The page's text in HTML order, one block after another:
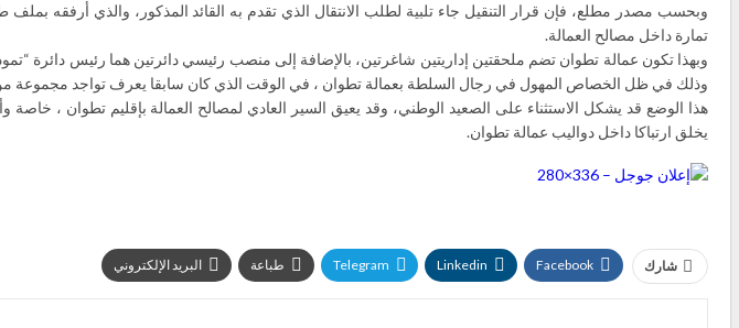
وبحسب مصدر مطلع، فإن قرار التنقيل جاء تلبية لطلب الانتقال الذي تقدم به القائد المذكور، والذي أرفقه
تمارة داخل مصالح العمالة.
وبهذا تكون عمالة تطوان تضم ملحقتين إداريتين شاغرتين، بالإضافة إلى منصب رئيسي دائرتين هما رئيس دائرة
وذلك في ظل الخصاص المهول في رجال السلطة بعمالة تطوان ، في الوقت الذي كان سابقا يعرف تواجد مجموعة من
هذا الوضع قد يشكل الاستثناء على الصعيد الوطني، وقد يعيق السير العادي لمصالح العمالة بإقليم تطوان ،
يخلق ارتباكا داخل دواليب عمالة تطوان.
شارك Facebook
Linkedin
Telegram طباعة البريد الإلكتروني